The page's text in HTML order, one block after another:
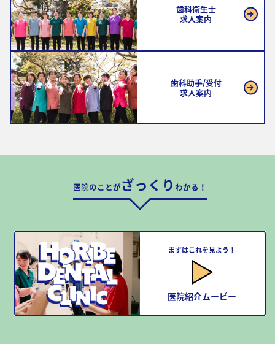
歯科衛生士
求人案内
歯科助手/受付
求人案内
医院のことがざっくり わかる！
まずはこれを見よう！
医院紹介ムービー